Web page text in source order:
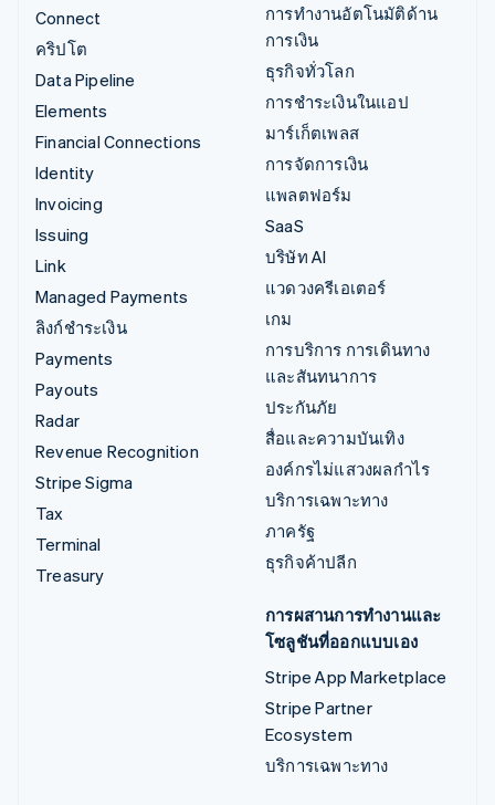
Connect
คริปโต
Data Pipeline
Elements
Financial Connections
Identity
Invoicing
Issuing
Link
Managed Payments
ลิงก์ชำระเงิน
Payments
Payouts
Radar
Revenue Recognition
Stripe Sigma
Tax
Terminal
Treasury
การทำงานอัตโนมัติด้าน
การเงิน
ธุรกิจทั่วโลก
การชำระเงินในแอป
มาร์เก็ตเพลส
การจัดการเงิน
แพลตฟอร์ม
SaaS
บริษัท AI
แวดวงครีเอเตอร์
เกม
การบริการ การเดินทาง
และสันทนาการ
ประกันภัย
สื่อและความบันเทิง
องค์กรไม่แสวงผลกำไร
บริการเฉพาะทาง
ภาครัฐ
ธุรกิจค้าปลีก
การผสานการทำงานและ
โซลูชันที่ออกแบบเอง
Stripe App Marketplace
Stripe Partner
Ecosystem
บริการเฉพาะทาง